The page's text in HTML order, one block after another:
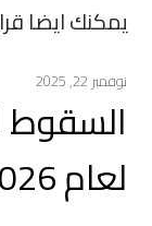
يمكنك ايضا
نوفمبر 22, 2025
السقوط
لعام 2026 – 2027 ⚠️